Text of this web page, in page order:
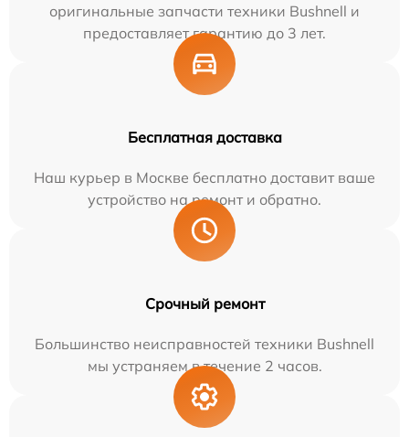
оригинальные запчасти техники Bushnell и
предоставляет гарантию до 3 лет.
Бесплатная доставка
Наш курьер в Москве бесплатно доставит ваше
устройство на ремонт и обратно.
Срочный ремонт
Большинство неисправностей техники Bushnell
мы устраняем в течение 2 часов.